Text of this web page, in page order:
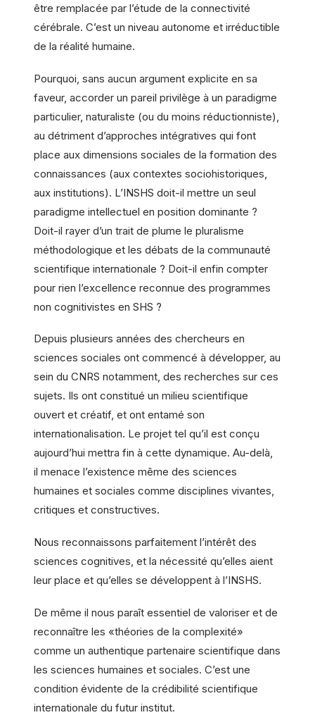
être remplacée par l’étude de la connectivité
cérébrale. C’est un niveau autonome et irréductible
de la réalité humaine.
Pourquoi, sans aucun argument explicite en sa
faveur, accorder un pareil privilège à un paradigme
particulier, naturaliste (ou du moins réductionniste),
au détriment d’approches intégratives qui font
place aux dimensions sociales de la formation des
connaissances (aux contextes sociohistoriques,
aux institutions). L’INSHS doit-il mettre un seul
paradigme intellectuel en position dominante ?
Doit-il rayer d’un trait de plume le pluralisme
méthodologique et les débats de la communauté
scientifique internationale ? Doit-il enfin compter
pour rien l’excellence reconnue des programmes
non cognitivistes en SHS ?
Depuis plusieurs années des chercheurs en
sciences sociales ont commencé à développer, au
sein du CNRS notamment, des recherches sur ces
sujets. Ils ont constitué un milieu scientifique
ouvert et créatif, et ont entamé son
internationalisation. Le projet tel qu’il est conçu
aujourd’hui mettra fin à cette dynamique. Au-delà,
il menace l’existence même des sciences
humaines et sociales comme disciplines vivantes,
critiques et constructives.
Nous reconnaissons parfaitement l’intérêt des
sciences cognitives, et la nécessité qu’elles aient
leur place et qu’elles se développent à l’INSHS.
De même il nous paraît essentiel de valoriser et de
reconnaître les «théories de la complexité»
comme un authentique partenaire scientifique dans
les sciences humaines et sociales. C’est une
condition évidente de la crédibilité scientifique
internationale du futur institut.